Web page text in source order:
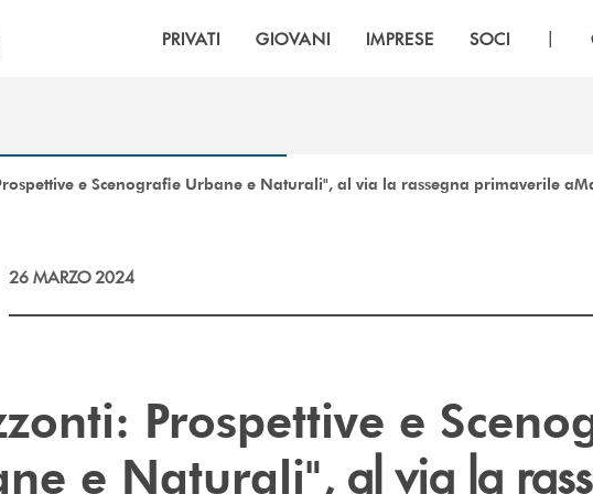
PRIVATI GIOVANI IMPRESE SOCI |
e Scenografie Urbane e Naturali", al via la rassegna primaverile
26 MARZO 2024
Prospettive e
e Naturali", al via la